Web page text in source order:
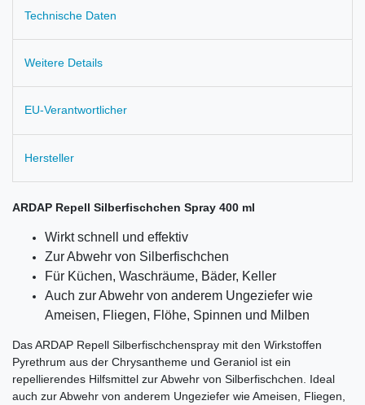
Technische Daten
Weitere Details
EU-Verantwortlicher
Hersteller
ARDAP Repell Silberfischchen Spray 400 ml
Wirkt schnell und effektiv
Zur Abwehr von Silberfischchen
Für Küchen, Waschräume, Bäder, Keller
Auch zur Abwehr von anderem Ungeziefer wie
Ameisen, Fliegen, Flöhe, Spinnen und Milben
Das ARDAP Repell Silberfischchenspray mit den Wirkstoffen
Pyrethrum aus der Chrysantheme und Geraniol ist ein
repellierendes Hilfsmittel zur Abwehr von Silberfischchen. Ideal
auch zur Abwehr von anderem Ungeziefer wie Ameisen, Fliegen,